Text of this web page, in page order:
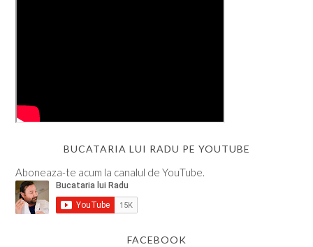
BUCATARIA LUI RADU PE YOUTUBE
Aboneaza-te acum la canalul de YouTube.
FACEBOOK